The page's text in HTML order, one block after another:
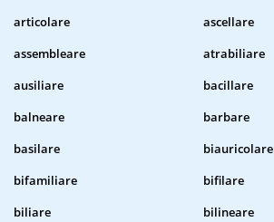
articolare
ascellare
assembleare
atrabiliare
ausiliare
bacillare
balneare
barbare
basilare
biauricolare
bifamiliare
bifilare
biliare
bilineare